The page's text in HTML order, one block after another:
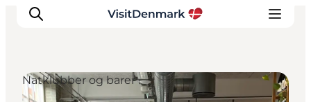
Natklubber og barer